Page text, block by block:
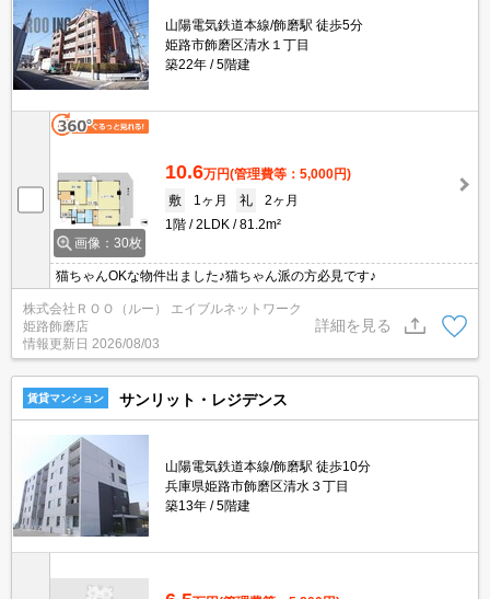
山陽電気鉄道本線/飾磨駅 徒歩5分
姫路市飾磨区清水１丁目
築22年
5階建
画像：30枚
10.6万円(管理費等：5,000円)
敷
1ヶ月 礼
2ヶ月
1階
2LDK 81.2m²
猫ちゃんOKな物件出ました♪猫ちゃん派の方必見です♪
株式会社ＲＯＯ（ルー） エイブルネットワーク
姫路飾磨店
情報更新日 2026/08/03
詳細を見る
賃貸マンション サンリット・レジデンス
山陽電気鉄道本線/飾磨駅 徒歩10分
兵庫県姫路市飾磨区清水３丁目
築13年
5階建